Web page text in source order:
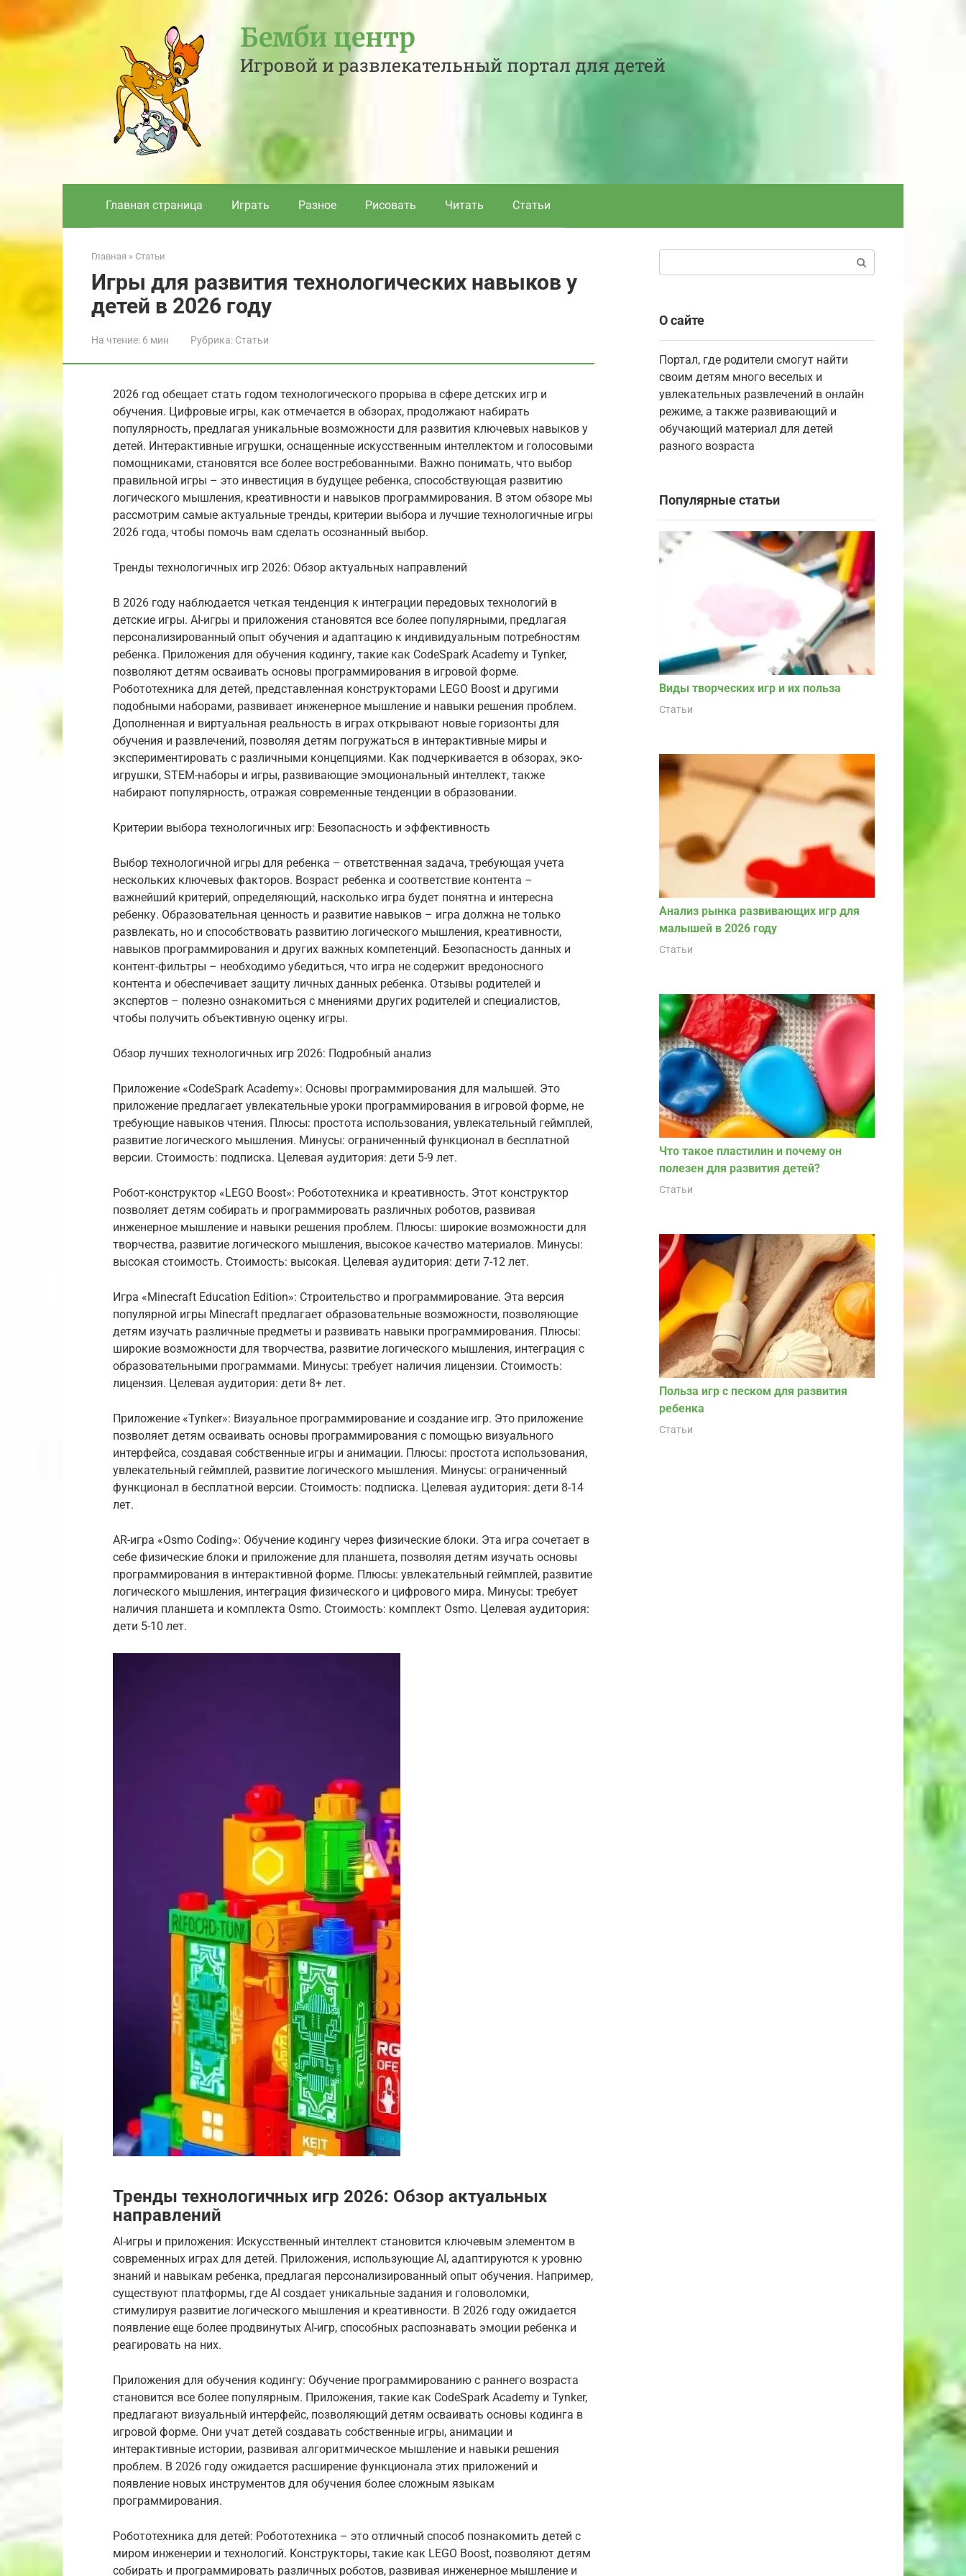
контенту
Бемби центр
Игровой и развлекательный портал для детей
Главная страница Играть Разное Рисовать Читать Статьи
Главная » Статьи
Игры для развития технологических навыков у
детей в 2026 году
На чтение: 6 мин Рубрика: Статьи
2026 год обещает стать годом технологического прорыва в сфере детских игр и
обучения. Цифровые игры, как отмечается в обзорах, продолжают набирать
популярность, предлагая уникальные возможности для развития ключевых навыков у
детей. Интерактивные игрушки, оснащенные искусственным интеллектом и голосовыми
помощниками, становятся все более востребованными. Важно понимать, что выбор
правильной игры – это инвестиция в будущее ребенка, способствующая развитию
логического мышления, креативности и навыков программирования. В этом обзоре мы
рассмотрим самые актуальные тренды, критерии выбора и лучшие технологичные игры
2026 года, чтобы помочь вам сделать осознанный выбор.
Тренды технологичных игр 2026: Обзор актуальных направлений
В 2026 году наблюдается четкая тенденция к интеграции передовых технологий в
детские игры. AI-игры и приложения становятся все более популярными, предлагая
персонализированный опыт обучения и адаптацию к индивидуальным потребностям
ребенка. Приложения для обучения кодингу, такие как CodeSpark Academy и Tynker,
позволяют детям осваивать основы программирования в игровой форме.
Робототехника для детей, представленная конструкторами LEGO Boost и другими
подобными наборами, развивает инженерное мышление и навыки решения проблем.
Дополненная и виртуальная реальность в играх открывают новые горизонты для
обучения и развлечений, позволяя детям погружаться в интерактивные миры и
экспериментировать с различными концепциями. Как подчеркивается в обзорах, эко-
игрушки, STEM-наборы и игры, развивающие эмоциональный интеллект, также
набирают популярность, отражая современные тенденции в образовании.
Критерии выбора технологичных игр: Безопасность и эффективность
Выбор технологичной игры для ребенка – ответственная задача, требующая учета
нескольких ключевых факторов. Возраст ребенка и соответствие контента –
важнейший критерий, определяющий, насколько игра будет понятна и интересна
ребенку. Образовательная ценность и развитие навыков – игра должна не только
развлекать, но и способствовать развитию логического мышления, креативности,
навыков программирования и других важных компетенций. Безопасность данных и
контент-фильтры – необходимо убедиться, что игра не содержит вредоносного
контента и обеспечивает защиту личных данных ребенка. Отзывы родителей и
экспертов – полезно ознакомиться с мнениями других родителей и специалистов,
чтобы получить объективную оценку игры.
Обзор лучших технологичных игр 2026: Подробный анализ
Приложение «CodeSpark Academy»: Основы программирования для малышей. Это
приложение предлагает увлекательные уроки программирования в игровой форме, не
требующие навыков чтения. Плюсы: простота использования, увлекательный геймплей,
развитие логического мышления. Минусы: ограниченный функционал в бесплатной
версии. Стоимость: подписка. Целевая аудитория: дети 5-9 лет.
Робот-конструктор «LEGO Boost»: Робототехника и креативность. Этот конструктор
позволяет детям собирать и программировать различных роботов, развивая
инженерное мышление и навыки решения проблем. Плюсы: широкие возможности для
творчества, развитие логического мышления, высокое качество материалов. Минусы:
высокая стоимость. Стоимость: высокая. Целевая аудитория: дети 7-12 лет.
Игра «Minecraft Education Edition»: Строительство и программирование. Эта версия
популярной игры Minecraft предлагает образовательные возможности, позволяющие
детям изучать различные предметы и развивать навыки программирования. Плюсы:
широкие возможности для творчества, развитие логического мышления, интеграция с
образовательными программами. Минусы: требует наличия лицензии. Стоимость:
лицензия. Целевая аудитория: дети 8+ лет.
Приложение «Tynker»: Визуальное программирование и создание игр. Это приложение
позволяет детям осваивать основы программирования с помощью визуального
интерфейса, создавая собственные игры и анимации. Плюсы: простота использования,
увлекательный геймплей, развитие логического мышления. Минусы: ограниченный
функционал в бесплатной версии. Стоимость: подписка. Целевая аудитория: дети 8-14
лет.
AR-игра «Osmo Coding»: Обучение кодингу через физические блоки. Эта игра сочетает в
себе физические блоки и приложение для планшета, позволяя детям изучать основы
программирования в интерактивной форме. Плюсы: увлекательный геймплей, развитие
логического мышления, интеграция физического и цифрового мира. Минусы: требует
наличия планшета и комплекта Osmo. Стоимость: комплект Osmo. Целевая аудитория:
дети 5-10 лет.
Тренды технологичных игр 2026: Обзор актуальных
направлений
AI-игры и приложения: Искусственный интеллект становится ключевым элементом в
современных играх для детей. Приложения, использующие AI, адаптируются к уровню
знаний и навыкам ребенка, предлагая персонализированный опыт обучения. Например,
существуют платформы, где AI создает уникальные задания и головоломки,
стимулируя развитие логического мышления и креативности. В 2026 году ожидается
появление еще более продвинутых AI-игр, способных распознавать эмоции ребенка и
реагировать на них.
Приложения для обучения кодингу: Обучение программированию с раннего возраста
становится все более популярным. Приложения, такие как CodeSpark Academy и Tynker,
предлагают визуальный интерфейс, позволяющий детям осваивать основы кодинга в
игровой форме. Они учат детей создавать собственные игры, анимации и
интерактивные истории, развивая алгоритмическое мышление и навыки решения
проблем. В 2026 году ожидается расширение функционала этих приложений и
появление новых инструментов для обучения более сложным языкам
программирования.
Робототехника для детей: Робототехника – это отличный способ познакомить детей с
миром инженерии и технологий. Конструкторы, такие как LEGO Boost, позволяют детям
собирать и программировать различных роботов, развивая инженерное мышление и
О сайте
Портал, где родители смогут найти
своим детям много веселых и
увлекательных развлечений в онлайн
режиме, а также развивающий и
обучающий материал для детей
разного возраста
Популярные статьи
Виды творческих игр и их польза
Статьи
Анализ рынка развивающих игр для
малышей в 2026 году
Статьи
Что такое пластилин и почему он
полезен для развития детей?
Статьи
Польза игр с песком для развития
ребенка
Статьи